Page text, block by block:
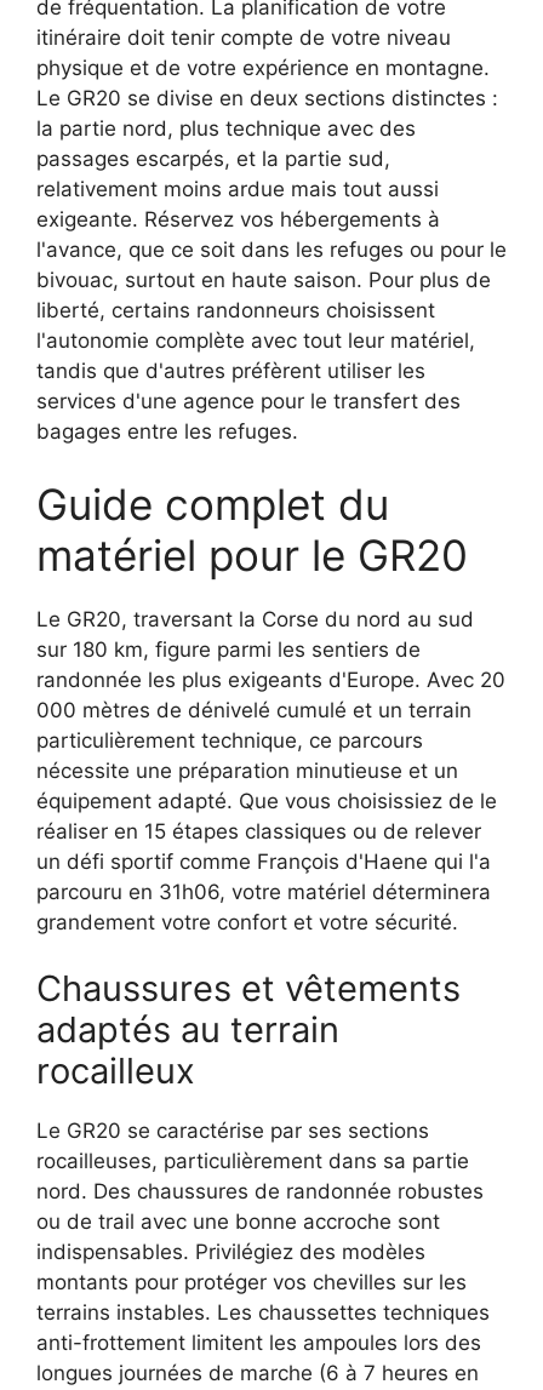
de fréquentation. La planification de votre
itinéraire doit tenir compte de votre niveau
physique et de votre expérience en montagne.
Le GR20 se divise en deux sections distinctes :
la partie nord, plus technique avec des
passages escarpés, et la partie sud,
relativement moins ardue mais tout aussi
exigeante. Réservez vos hébergements à
l'avance, que ce soit dans les refuges ou pour le
bivouac, surtout en haute saison. Pour plus de
liberté, certains randonneurs choisissent
l'autonomie complète avec tout leur matériel,
tandis que d'autres préfèrent utiliser les
services d'une agence pour le transfert des
bagages entre les refuges.
Guide complet du
matériel pour le GR20
Le GR20, traversant la Corse du nord au sud
sur 180 km, figure parmi les sentiers de
randonnée les plus exigeants d'Europe. Avec 20
000 mètres de dénivelé cumulé et un terrain
particulièrement technique, ce parcours
nécessite une préparation minutieuse et un
équipement adapté. Que vous choisissiez de le
réaliser en 15 étapes classiques ou de relever
un défi sportif comme François d'Haene qui l'a
parcouru en 31h06, votre matériel déterminera
grandement votre confort et votre sécurité.
Chaussures et vêtements
adaptés au terrain
rocailleux
Le GR20 se caractérise par ses sections
rocailleuses, particulièrement dans sa partie
nord. Des chaussures de randonnée robustes
ou de trail avec une bonne accroche sont
indispensables. Privilégiez des modèles
montants pour protéger vos chevilles sur les
terrains instables. Les chaussettes techniques
anti-frottement limitent les ampoules lors des
longues journées de marche (6 à 7 heures en